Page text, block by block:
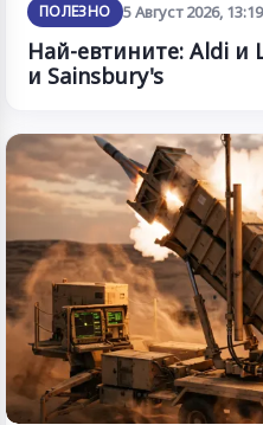
ПОЛЕЗНО 5 Август 2026, 13:19
Най-евтините: Aldi и
и Sainsbury's